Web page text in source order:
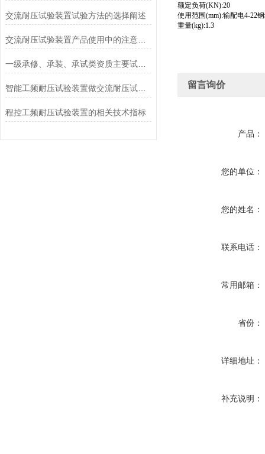
交流耐压试验装置试验方法的选择阐述
交流耐压试验装置产品使用中的注意事项
一级承修、承装、承试类资质主要试验设备配置表
智能工频耐压试验装置做交流耐压试验时应留意的几点要求
程控工频耐压试验装置的相关技术指标
额定负荷(KN):20
使用范围(mm):输配电4-22
重量(kg):1.3
留言询价
产品：
您的单位：
您的姓名：
联系电话：
常用邮箱：
省份：
详细地址：
补充说明：